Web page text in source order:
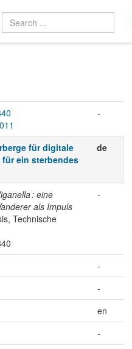
-
für digitale
für ein sterbendes
de
: eine
als Impuls
Technische
-
-
-
en
-